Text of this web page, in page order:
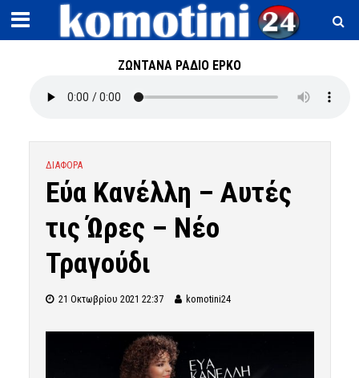
ΖΩΝΤΑΝΑ ΡΑΔΙΟ ΕΡΚΟ
ΔΙΑΦΟΡΑ
Εύα Κανέλλη – Αυτές
τις Ώρες – Νέο
Τραγούδι
21 Οκτωβρίου 2021 22:37 komotini24